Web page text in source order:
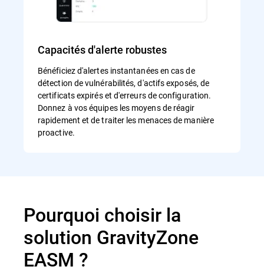
Capacités d'alerte robustes
Bénéficiez d'alertes instantanées en cas de
détection de vulnérabilités, d'actifs exposés, de
certificats expirés et d'erreurs de configuration.
Donnez à vos équipes les moyens de réagir
rapidement et de traiter les menaces de manière
proactive.
Pourquoi choisir la
solution GravityZone
EASM ?